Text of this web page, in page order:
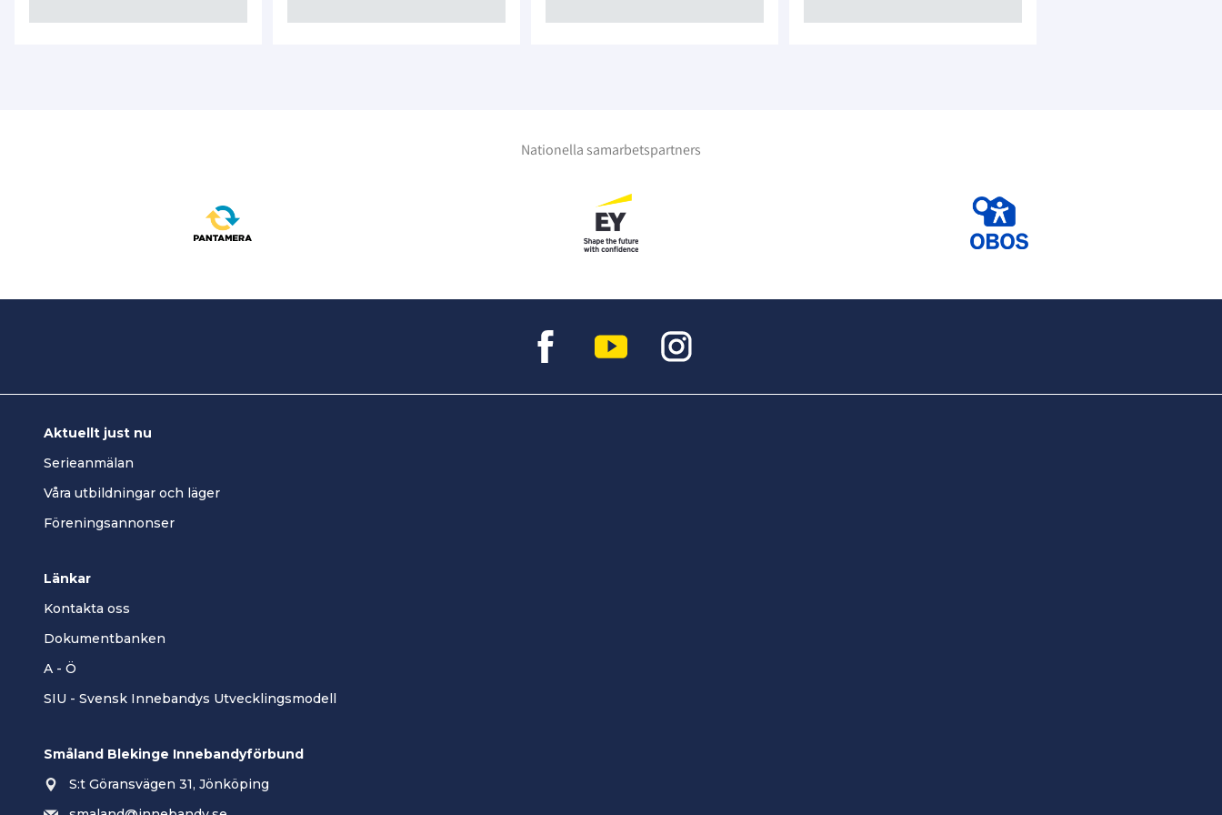
Nationella samarbetspartners
Aktuellt just nu
Serieanmälan
Våra utbildningar och läger
Föreningsannonser
Länkar
Kontakta oss
Dokumentbanken
A - Ö
SIU - Svensk Innebandys Utvecklingsmodell
Småland Blekinge Innebandyförbund
S:t Göransvägen 31, Jönköping